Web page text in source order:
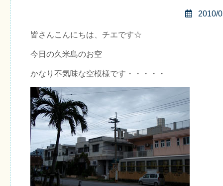
2010/
皆さんこんにちは、チエです☆
今日の久米島のお空
かなり不気味な空模様です・・・・・